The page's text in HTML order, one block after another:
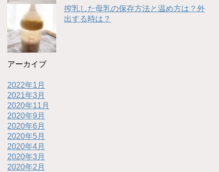
搾乳した母乳の保存方法と温め方は？外
出する時は？
アーカイブ
2022年1月
2021年3月
2020年11月
2020年9月
2020年6月
2020年5月
2020年4月
2020年3月
2020年2月